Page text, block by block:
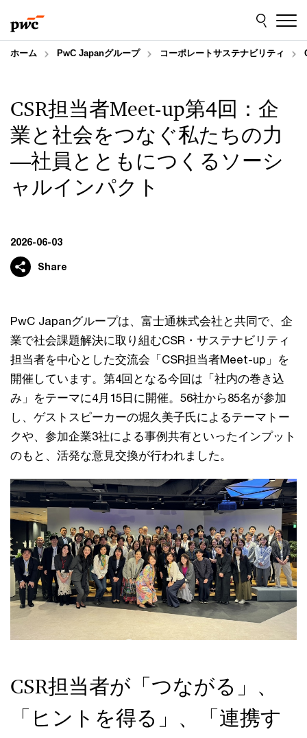
to
content
to
footer
ホーム PwC Japanグループ コーポレートサステナビリティ
CSR担当者Meet-up第4回：企
業と社会をつなぐ私たちの力
―社員とともにつくるソーシ
ャルインパクト
2026-06-03
Share
PwC Japanグループは、富士通株式会社と共同で、企
業で社会課題解決に取り組むCSR・サステナビリティ
担当者を中心とした交流会「CSR担当者Meet-up」を
開催しています。第4回となる今回は「社内の巻き込
み」をテーマに4月15日に開催。56社から85名が参加
し、ゲストスピーカーの堀久美子氏によるテーマトー
クや、参加企業3社による事例共有といったインプット
のもと、活発な意見交換が行われました。
CSR担当者が「つながる」、
「ヒントを得る」、「連携す